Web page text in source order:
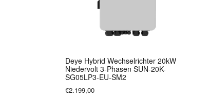
Deye Hybrid Wechselrichter 20kW
Niedervolt 3-Phasen SUN-20K-
SG05LP3-EU-SM2
€2.199,00